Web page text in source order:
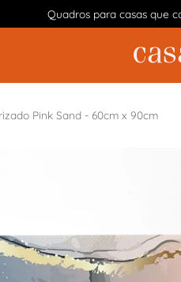
Quadros para casas que
Pink Sand - 60cm x 90cm